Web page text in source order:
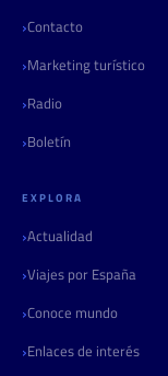
Contacto
Marketing turístico
Radio
Boletín
EXPLORA
Actualidad
Viajes por España
Conoce mundo
Enlaces de interés